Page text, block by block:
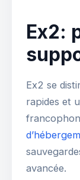
Ex2:
Ex2 se
rapides et
avancée.